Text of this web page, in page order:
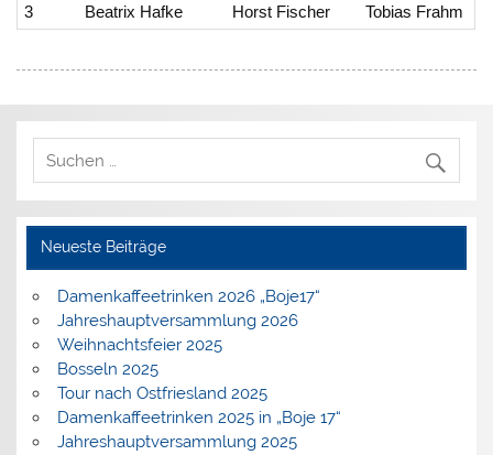
3
Beatrix Hafke Horst Fischer Tobias Frahm
Neueste Beiträge
Damenkaffeetrinken 2026 „Boje17“
Jahreshauptversammlung 2026
Weihnachtsfeier 2025
Bosseln 2025
Tour nach Ostfriesland 2025
Damenkaffeetrinken 2025 in „Boje 17“
Jahreshauptversammlung 2025